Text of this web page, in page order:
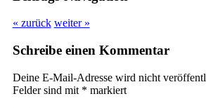
« zurück weiter »
Schreibe einen Kommentar
Deine E-Mail-Adresse wird nicht
Felder sind mit * markiert